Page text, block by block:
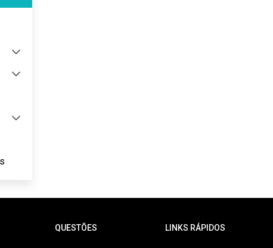
QUESTÕES LINKS RÁPIDOS